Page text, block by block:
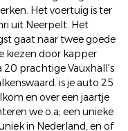
Het voertuig is ter
uit Neerpelt. Het
gaat naar twee goede
kiezen door kapper
20 prachtige Vauxhall's
is je auto 25
en over een jaartje
we o.a; een unieke
in Nederland, en of